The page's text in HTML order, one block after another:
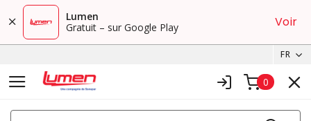
Lumen
Gratuit – sur Google Play
Voir
FR
0
PRODUITS